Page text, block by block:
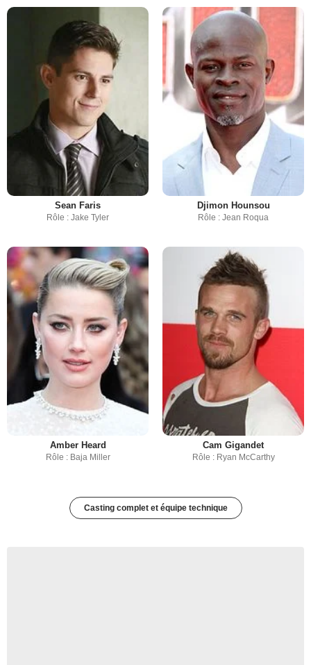
Sean Faris
Rôle : Jake Tyler
Djimon Hounsou
Rôle : Jean Roqua
Amber Heard
Rôle : Baja Miller
Cam Gigandet
Rôle : Ryan McCarthy
Casting complet et équipe technique